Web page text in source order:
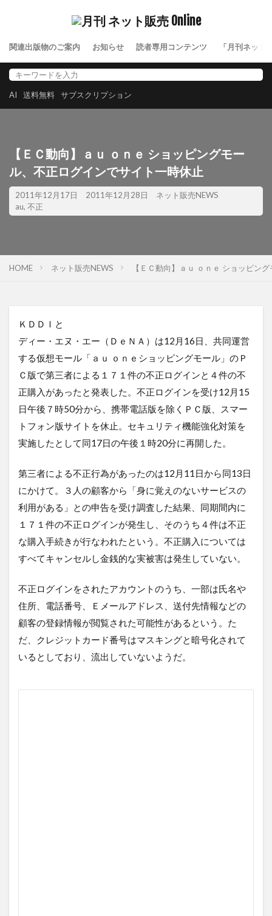
関連出版物のご案内 お知らせ 読者専用コンテンツ 「月刊ネット
AI 送料無料 サブスクリプション
【ＥＣ動向】ａｕ ｏｎｅ ショッピングモー
ル、不正ログインでサイト一時休止
2011年12月17日 2011年12月28日
ネット販売NEWS
au, 不正
HOME ネット販売NEWS 【ＥＣ動向】ａｕ ｏｎｅ ショッピン
ＫＤＤＩと
ディー・エヌ・エー（ＤｅＮＡ）は12月16日、共同運営
する仮想モール「ａｕ ｏｎｅショッピングモール」のＰ
Ｃ版で第三者による１７１件の不正ログインと４件の不
正購入があったと発表した。不正ログインを受け12月15
日午後７時50分から、携帯電話版を除くＰＣ版、スマー
トフォン版サイトを休止。セキュリティ機能強化対策を
実施したとして同17日の午後１時20分に再開した。
第三者による不正行為があったのは12月11日から同13日
にかけて。３人の顧客から「身に覚えのないサービスの
利用がある」との申告を受け調査した結果、同期間内に
１７１件の不正ログインが発生し、そのうち４件は不正
な購入手続きが行なわれたという。不正購入については
すべてキャンセルし金銭的な実被害は発生していない。
不正ログインをされたアカウントのうち、一部は氏名や
住所、電話番号、Ｅメールアドレス、送付先情報などの
顧客の登録情報が閲覧された可能性があるという。た
だ、クレジットカード番号はマスキングと暗号化されて
いるとしており、流出していないようだ。